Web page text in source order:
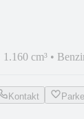
1.160 cm³ •
Kontakt